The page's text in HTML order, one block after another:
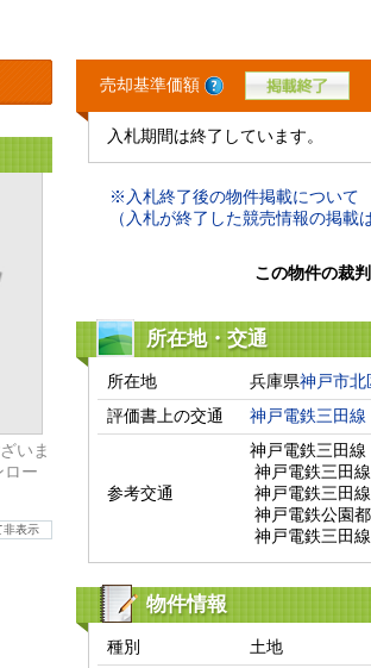
いま
ロー
非表示
売却基準価額
入札期間は終了しています。
※入札終了後の物件掲載について
（入札が終了した競売情報の掲載
この物件の裁
所在地・交通
所在地 兵庫県神戸市北
評価書上の交通
神戸電鉄三田線
参考交通
神戸電鉄三田
神戸電鉄三田
物件情報
種別 土地